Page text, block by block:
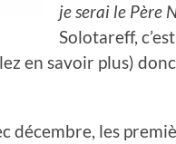
je serai le Père
Solotareff,
en savoir plus)
décembre, les